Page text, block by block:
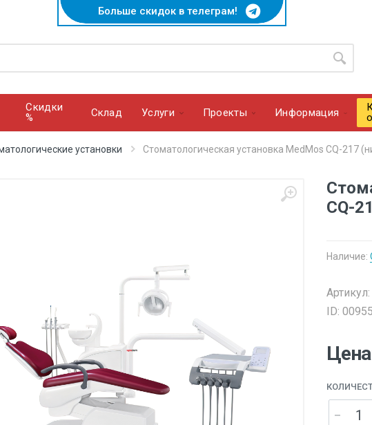
Больше скидок в телеграм!
Скидки
%
Cклад Услуги Проекты Информация
установки Стоматологическая установка MedMos CQ-217
CQ-
Наличие:
ID: